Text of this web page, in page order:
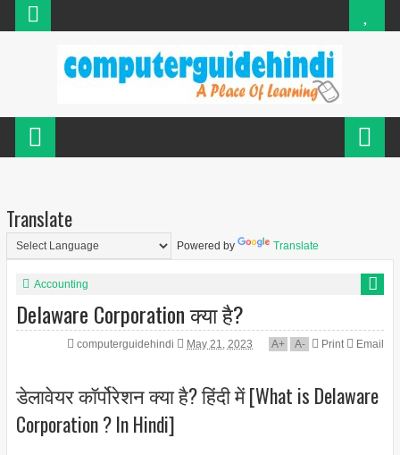
Translate
Powered by Translate
Accounting
Delaware Corporation क्या है?
computerguidehindi May 21, 2023 A+ A- Print Email
डेलावेयर कॉर्पोरेशन क्या है? हिंदी में [What is Delaware
Corporation ? In Hindi]